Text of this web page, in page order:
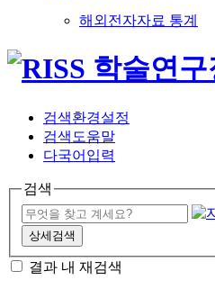
해외전자자료 통계
검색환경설정
검색도움말
다국어입력
검색
상세검색
결과 내 재검색